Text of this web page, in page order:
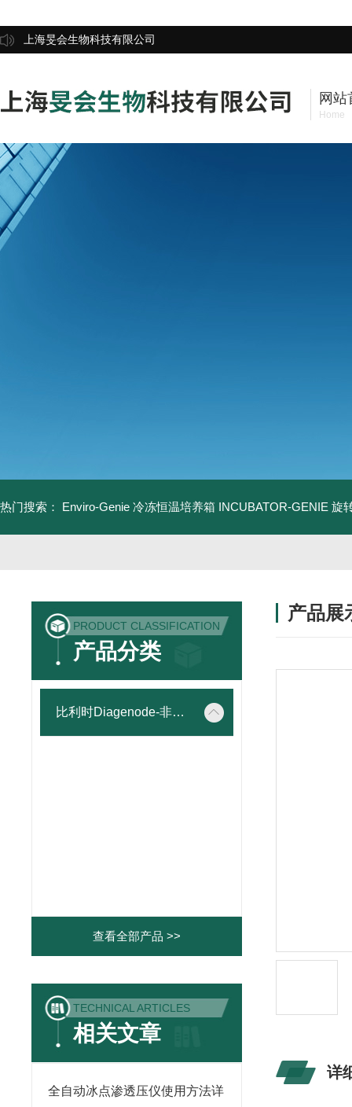
上海旻会生物科技有限公司
网站
Home
热门搜索： Enviro-Genie 冷冻恒温培养箱 INCUBATOR-GENIE 旋
PRODUCT CLASSIFICATION
产品分类
比利时Diagenode-非接触超声波破碎
查看全部产品 >>
TECHNICAL ARTICLES
相关文章
全自动冰点渗透压仪使用方法详
产品展
详